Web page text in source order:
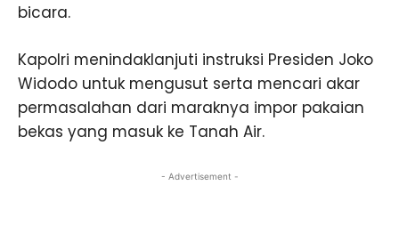
bicara.
Kapolri menindaklanjuti instruksi Presiden Joko
Widodo untuk mengusut serta mencari akar
permasalahan dari maraknya impor pakaian
bekas yang masuk ke Tanah Air.
- Advertisement -